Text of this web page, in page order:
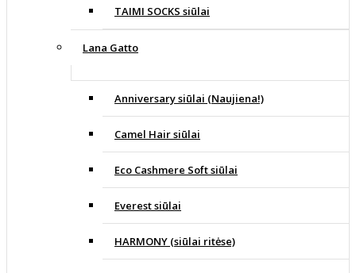
TAIMI SOCKS siūlai
Lana Gatto
Anniversary siūlai (Naujiena!)
Camel Hair siūlai
Eco Cashmere Soft siūlai
Everest siūlai
HARMONY (siūlai ritėse)